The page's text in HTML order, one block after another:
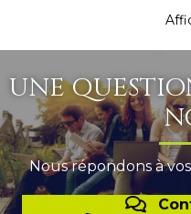
UNE
Nous répondons à